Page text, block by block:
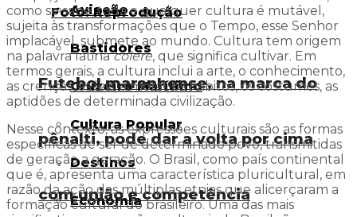
Aviação
Bastidores
Cruzeiro Marítimo
Cultura Popular
Destinos
Economia
Futebol maranhense, na marca do
pênalti, pode dar a volta por cima
com união e competência
como se sabe, toda e qualquer cultura é mutável,
sujeita às transformações que o Tempo, esse Senhor
implacável, submete ao mundo. Cultura tem origem
na palavra latinacolere, que significa cultivar. Em
termos gerais, a cultura inclui a arte, o conhecimento,
as crenças, as leis, a moral, os hábitos, os costumes, as
aptidões de determinada civilização.
Nesse contexto, as expressões culturais são as formas
específicas de ser de determinado povo, transmitidas
de geração a geração. O Brasil, como país continental
que é, apresenta uma característica pluricultural, em
razão da ação das múltiplas etnias que alicerçaram a
formação cultural do brasileiro. Uma das mais